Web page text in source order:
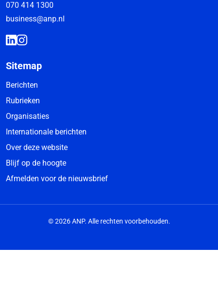
070 414 1300
business@anp.nl
Sitemap
Berichten
Rubrieken
Organisaties
Internationale berichten
Over deze website
Blijf op de hoogte
Afmelden voor de nieuwsbrief
© 2026 ANP. Alle rechten voorbehouden.